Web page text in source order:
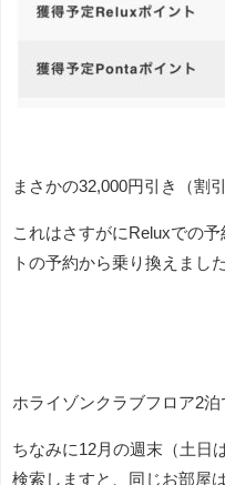
まさかの32,000円引き（割
これはさすがにReluxでの
トの予約から乗り換えまし
ホライゾンクラブフロア2
ちなみに12月の週末（土日
検索しますと、同じお部屋